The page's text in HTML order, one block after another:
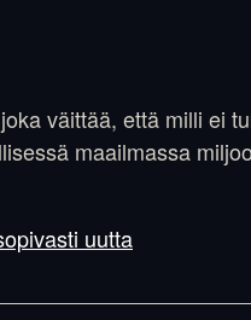
väittää, että milli ei
maailmassa
uutta